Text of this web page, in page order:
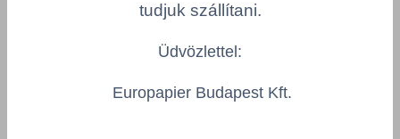
KOEHLER ECO®
KEO120F1020X720/64
1020x720 - F
Grammsúly
tudjuk szállítani.
Üdvözlettel:
Europapier Budapest Kft.